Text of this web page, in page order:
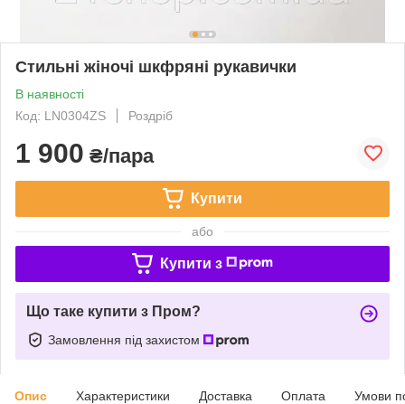
Стильні жіночі шкфряні рукавички
В наявності
Код: LN0304ZS
Роздріб
1 900 ₴/пара
Купити
або
Купити з
Що таке купити з Пром?
Замовлення під захистом
Опис Характеристики Доставка Оплата Умови